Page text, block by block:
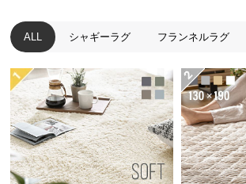
い
小
型
商
品
の
配
ALL シャギーラグ フランネルラグ